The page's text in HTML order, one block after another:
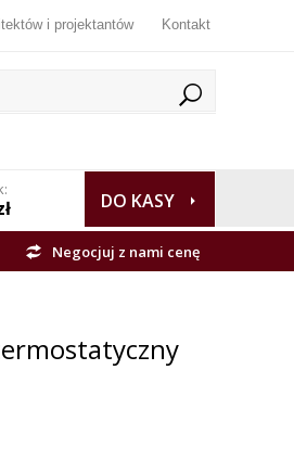
i projektantów Kontakt
DO KASY
Negocjuj z nami cenę